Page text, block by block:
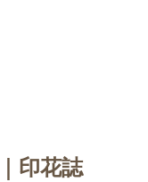
印花誌